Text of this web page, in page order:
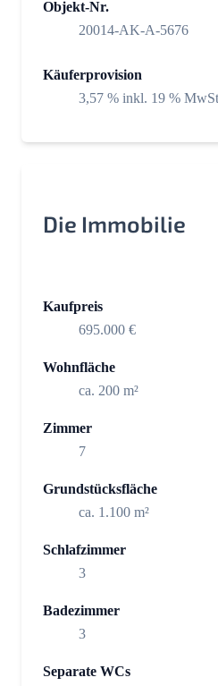
Objekt-Nr.
20014-AK-A-5676
Käuferprovision
3,57 % inkl. 19 %
Die Immobilie
Kaufpreis
695.000 €
Wohnfläche
ca. 200 m²
Zimmer
7
Grundstücksfläche
ca. 1.100 m²
Schlafzimmer
3
Badezimmer
3
Separate WCs